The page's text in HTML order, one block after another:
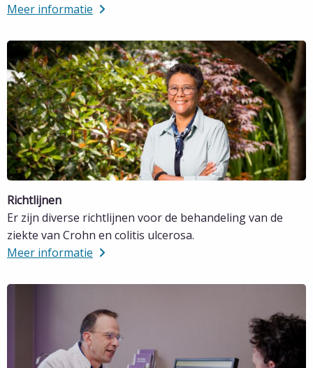
Meer informatie
meer
over
Meer
informatie
Richtlijnen
Er zijn diverse richtlijnen voor de behandeling van de
ziekte van Crohn en colitis ulcerosa.
Meer informatie
meer